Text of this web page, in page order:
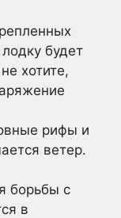
будет
хотите,
рифы и
ветер.
борьбы с
в